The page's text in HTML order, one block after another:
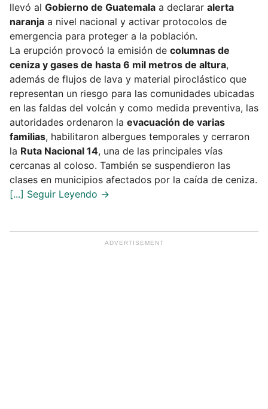
llevó al Gobierno de Guatemala a declarar alerta
naranja a nivel nacional y activar protocolos de
emergencia para proteger a la población.
La erupción provocó la emisión de columnas de
ceniza y gases de hasta 6 mil metros de altura,
además de flujos de lava y material piroclástico que
representan un riesgo para las comunidades ubicadas
en las faldas del volcán y como medida preventiva, las
autoridades ordenaron la evacuación de varias
familias, habilitaron albergues temporales y cerraron
la Ruta Nacional 14, una de las principales vías
cercanas al coloso. También se suspendieron las
clases en municipios afectados por la caída de ceniza.